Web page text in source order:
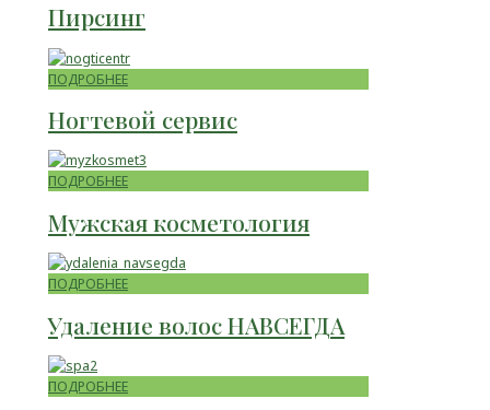
Пирсинг
ПОДРОБНЕЕ
Ногтевой сервис
ПОДРОБНЕЕ
Мужская косметология
ПОДРОБНЕЕ
Удаление волос НАВСЕГДА
ПОДРОБНЕЕ